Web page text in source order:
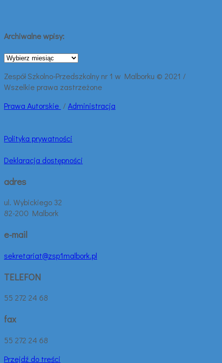
Archiwalne wpisy:
Archiwalne
Zespół Szkolno-Przedszkolny nr 1 w Malborku © 2021 /
Wszelkie prawa zastrzeżone
Prawa Autorskie /Administracja
Polityka prywatności
Deklaracja dostępności
adres
ul. Wybickiego 32
82-200 Malbork
e-mail
sekretariat@zsp1malbork.pl
TELEFON
55 272 24 68
fax
55 272 24 68
Przejdź do treści